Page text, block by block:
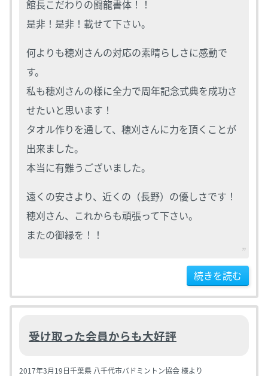
館長こだわりの闘龍書体！！
是非！是非！載せて下さい。
何よりも穂刈さんの対応の素晴らしさに感動で
す。
私も穂刈さんの様に全力で周年記念式典を成功さ
せたいと思います！
タオル作りを通して、穂刈さんに力を頂くことが
出来ました。
本当に有難うございました。
遠くの安さより、近くの（長野）の優しさです！
穂刈さん、これからも頑張って下さい。
またの御縁を！！
続きを読む
受け取った会員からも大好評
2017年3月19日千葉県 八千代市バドミントン協会 様より